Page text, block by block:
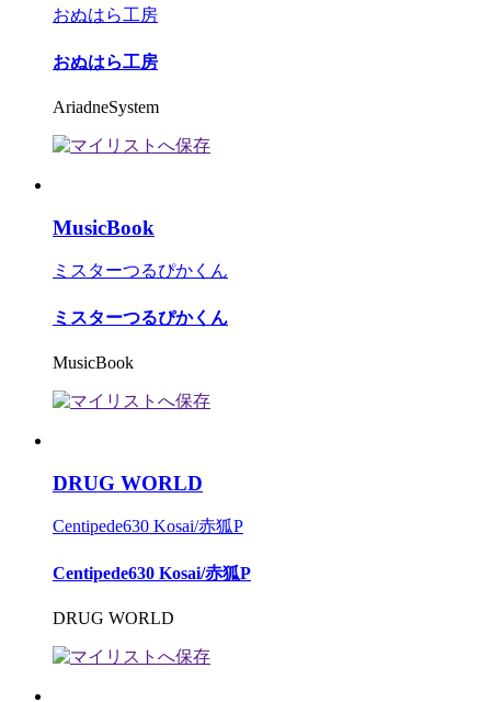
おぬはら工房
おぬはら工房
AriadneSystem
MusicBook
ミスターつるぴかくん
ミスターつるぴかくん
MusicBook
DRUG WORLD
Centipede630 Kosai/赤狐P
Centipede630 Kosai/赤狐P
DRUG WORLD